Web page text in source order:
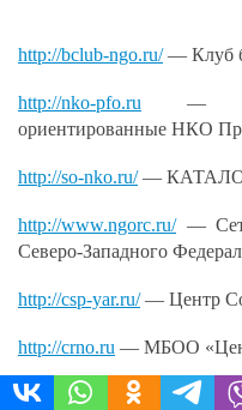
http://bclub-ngo.ru/— Клуб
http://nko-pfo.ru —
ориентированные НКО
http://so-nko.ru/—
http://www.ngorc.ru/—
Северо-Западного
http://csp-yar.ru/— Центр
http://crno.ru — МБОО
http://www.rus-nko.com —